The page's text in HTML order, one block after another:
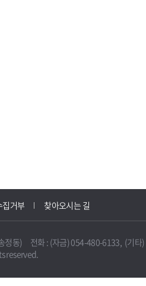
집거부 찾아오시는 길
정동) 전화 : (자금) 054-480-6133, (기타
reserved.